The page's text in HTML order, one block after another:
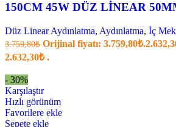
150CM 45W DÜZ LİNEAR
Düz Linear Aydınlatma, Aydınlatma, İç
3.759,80₺ Orijinal fiyatı: 3.759,80₺.
2.632,30₺ .
- 30%
Karşılaştır
Hızlı görünüm
Favorilere ekle
Sepete ekle